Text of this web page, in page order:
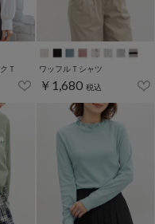
Ｔ ワッフルＴシャツ
￥1,680 税込